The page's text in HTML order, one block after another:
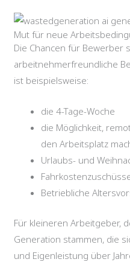
Mut für neue
Die Chancen für Bewerber
arbeitnehmerfreundliche
ist beispielsweise:
die 4-Tage-Woche
die Möglichkeit,
den Arbeitsplatz
Urlaubs- und
Betriebliche
Für kleineren Arbeitgeber,
Generation stammen, die
und Eigenleistung über